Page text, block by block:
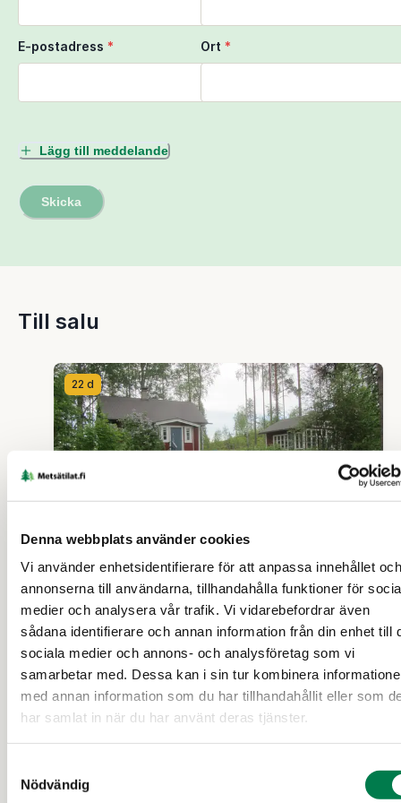
Denna webbplats använder cookies
Vi använder enhetsidentifierare för att anpassa innehållet och
annonserna till användarna, tillhandahålla funktioner för
medier och analysera vår trafik. Vi vidarebefordrar även
sådana identifierare och annan information från din enhet till
sociala medier och annons- och analysföretag som vi
samarbetar med. Dessa kan i sin tur kombinera
med annan information som du har tillhandahållit eller som
har samlat in när du har använt deras tjänster.
Nödvändig
E-postadress * Ort *
Lägg till meddelande
Skicka
Till salu
22 d
FRITIDSBOSTAD (FASTIGHET)
Nieminen RN:o 14:26
Virdois
30 000 € 5,81 ha
22 d